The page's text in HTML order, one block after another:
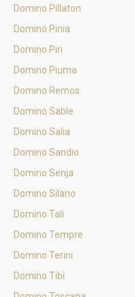
Domino Pillaton
Domino Pinia
Domino Piri
Domino Piuma
Domino Remos
Domino Sable
Domino Salia
Domino Sandio
Domino Senja
Domino Silano
Domino Tali
Domino Tempre
Domino Terini
Domino Tibi